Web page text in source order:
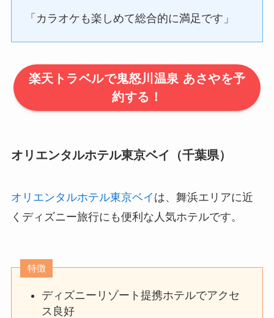
「カラオケも楽しめて総合的に満足です」
楽天トラベルで鬼怒川温泉 あさやを予
約する！
オリエンタルホテル東京ベイ（千葉県）
オリエンタルホテル東京ベイ は、舞浜エリアに近
くディズニー旅行にも便利な人気ホテルです。
特徴
ディズニーリゾート提携ホテルでアクセ
ス良好